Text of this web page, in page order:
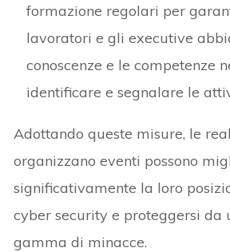
formazione regolari per
lavoratori e gli executive
conoscenze e le competenze
identificare e segnalare le
Adottando queste misure, le
organizzano eventi possono
significativamente la loro
cyber security e proteggersi da
gamma di minacce.